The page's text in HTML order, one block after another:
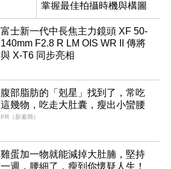
掌握最佳拍攝時機與構圖
富士新一代中長焦主力鏡頭 XF 50-
140mm F2.8 R LM OIS WR II 傳將
與 X-T6 同步亮相
腹部脂肪的「剋星」找到了，常吃
這幾物，吃走大肚囊，瘦出小蠻腰
PR（新素簡）
雞蛋加一物就能減掉大肚腩，堅持
一週，腰細了，瘦到你懷疑人生！